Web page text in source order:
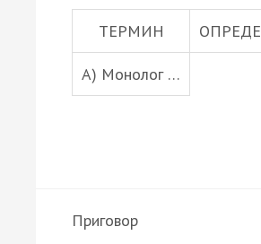
ТЕРМИН
А) Монолог …
Приговор